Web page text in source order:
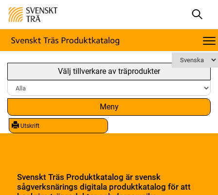
Välj tillverkare av träprodukter
Meny
Utskrift
Svenskt Träs Produktkatalog är svensk
sågverksnärings digitala produktkatalog för att